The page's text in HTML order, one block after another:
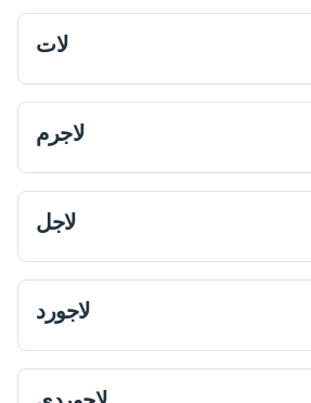
لات
لا‌جرم
لاجل
لاجورد